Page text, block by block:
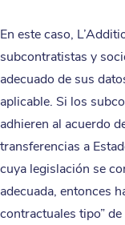
En este caso,
subcontratistas y
adecuado de sus
aplicable. Si los
adhieren al acuerdo
transferencias a
cuya legislación se
adecuada, entonces
contractuales tipo”